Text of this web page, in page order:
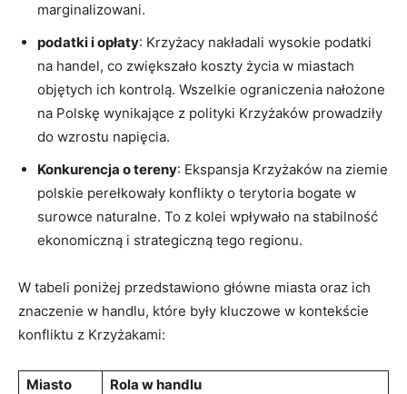
marginalizowani.
podatki i opłaty: Krzyżacy nakładali wysokie podatki
na handel, co zwiększało koszty życia w miastach
objętych ich kontrolą. Wszelkie ograniczenia nałożone
na Polskę wynikające z polityki Krzyżaków prowadziły
do wzrostu napięcia.
Konkurencja o tereny: Ekspansja Krzyżaków na ziemie
polskie perełkowały konflikty o terytoria bogate w
surowce naturalne. To z kolei wpływało na stabilność
ekonomiczną i strategiczną tego regionu.
W tabeli poniżej przedstawiono główne miasta oraz ich
znaczenie w handlu, które były kluczowe w kontekście
konfliktu z Krzyżakami:
Miasto
Rola w handlu